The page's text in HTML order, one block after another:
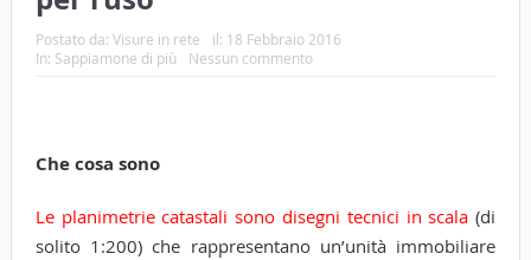
Postato da: Visure in rete il: 18 Febbraio 2016
In: Sappiamone di più Nessun commento
Che cosa sono
Le planimetrie catastali sono disegni tecnici in scala (di
solito 1:200) che rappresentano un’unità immobiliare